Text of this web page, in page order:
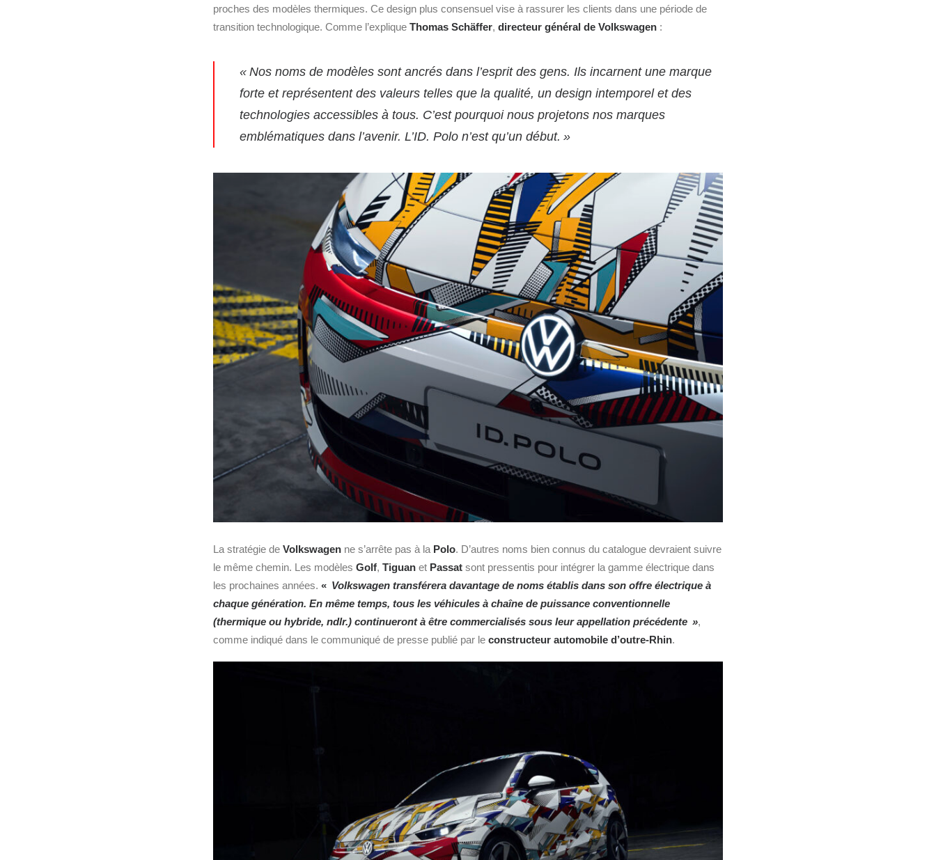
proches des modèles thermiques. Ce design plus consensuel vise à rassurer les clients dans une période de
transition technologique. Comme l’explique Thomas Schäffer, directeur général de Volkswagen :
« Nos noms de modèles sont ancrés dans l’esprit des gens. Ils incarnent une marque
forte et représentent des valeurs telles que la qualité, un design intemporel et des
technologies accessibles à tous. C’est pourquoi nous projetons nos marques
emblématiques dans l’avenir. L’ID. Polo n’est qu’un début. »
La stratégie de Volkswagen ne s’arrête pas à la Polo. D’autres noms bien connus du catalogue devraient suivre
le même chemin. Les modèles Golf, Tiguan et Passat sont pressentis pour intégrer la gamme électrique dans
les prochaines années. « Volkswagen transférera davantage de noms établis dans son offre électrique à
chaque génération. En même temps, tous les véhicules à chaîne de puissance conventionnelle
(thermique ou hybride, ndlr.) continueront à être commercialisés sous leur appellation précédente »,
comme indiqué dans le communiqué de presse publié par le constructeur automobile d’outre-Rhin.